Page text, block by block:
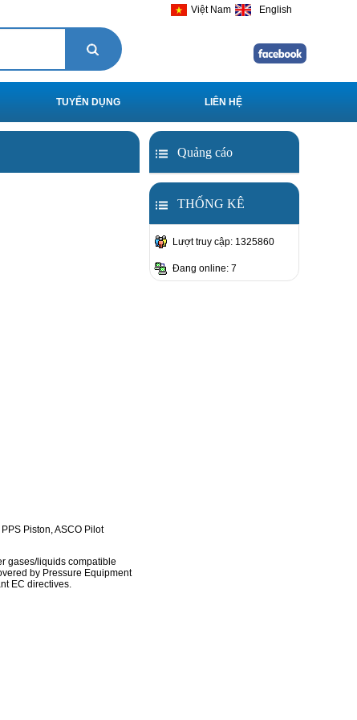
Việt Nam English
TUYỂN DỤNG LIÊN HỆ
Piston, ASCO Pilot
gases/liquids compatible
by Pressure Equipment
EC directives.
Quảng cáo
THỐNG KÊ
Lượt truy cập: 1325860
Đang online: 7